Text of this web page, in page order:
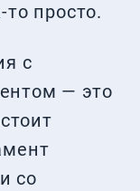
просто.
с
— это
со